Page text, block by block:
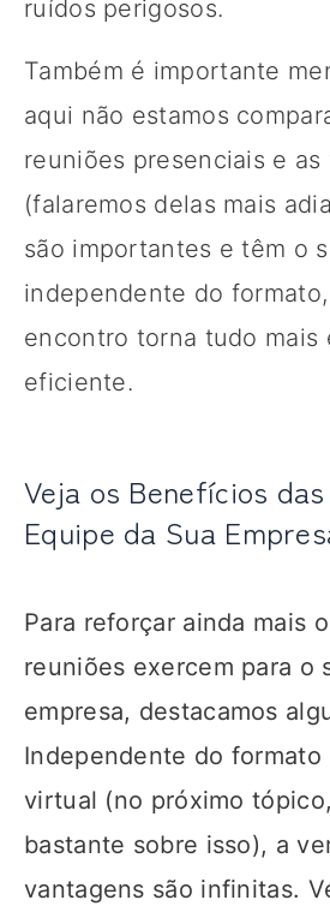
ruídos perigosos.
Também é importante
aqui não estamos
reuniões presenciais e as
(falaremos delas mais
são importantes e têm o
independente do
encontro torna tudo mais
eficiente.
Veja os Benefícios
Equipe da Sua
Para reforçar ainda mais
reuniões exercem para o
empresa, destacamos
Independente do formato
virtual (no próximo
bastante sobre isso), a
vantagens são infinitas.